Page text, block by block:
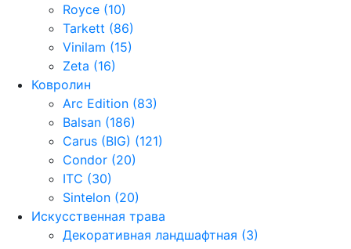
Royce (10)
Tarkett (86)
Vinilam (15)
Zeta (16)
Ковролин
Arc Edition (83)
Balsan (186)
Carus (BIG) (121)
Condor (20)
ITC (30)
Sintelon (20)
Искусственная трава
Декоративная ландшафтная (3)